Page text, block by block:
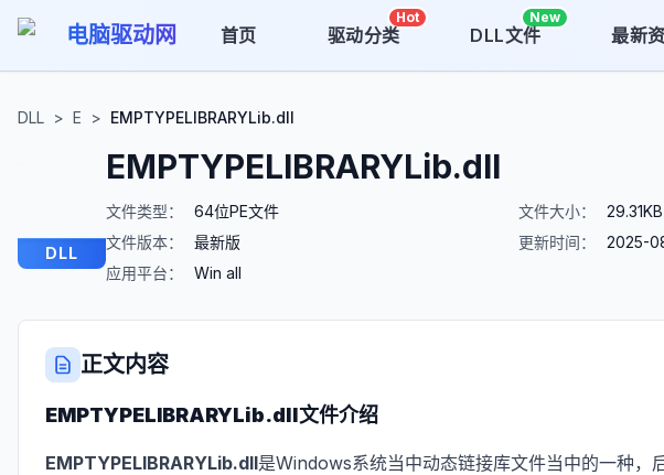
电脑驱动网 首页 驱动分类
Hot
DLL文件
New
最新
DLL > E > EMPTYPELIBRARYLib.dll
DLL
EMPTYPELIBRARYLib.dll
文件类型：
64位PE文件
文件版本：
最新版
应用平台：
Win all
文件大小：
29.31KB
更新时间：
2025-
正文内容
EMPTYPELIBRARYLib.dll文件介绍
EMPTYPELIBRARYLib.dll是Windows系统当中动态链接库文件当中的一种